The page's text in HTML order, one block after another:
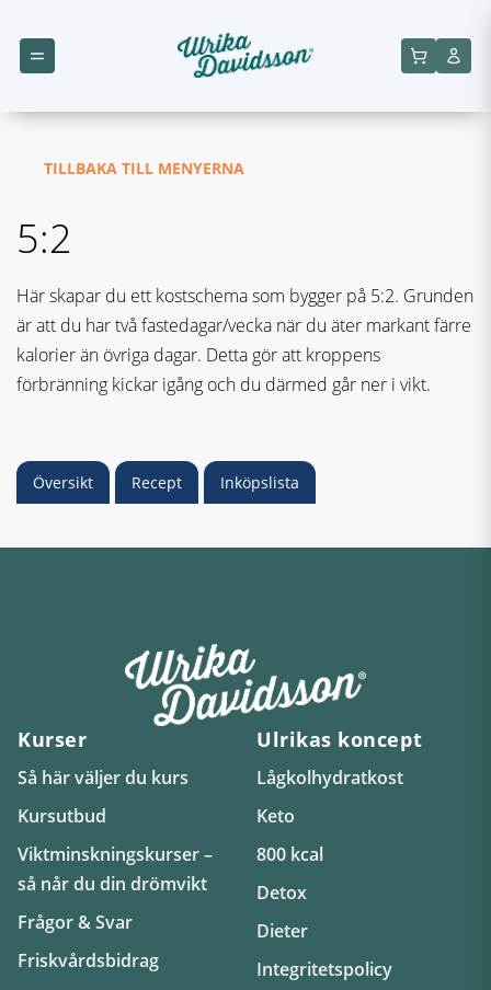
TILLBAKA TILL MENYERNA
5:2
Här skapar du ett kostschema som bygger på 5:2. Grunden
är att du har två fastedagar/vecka när du äter markant färre
kalorier än övriga dagar. Detta gör att kroppens
förbränning kickar igång och du därmed går ner i vikt.
Översikt Recept Inköpslista
Kurser
Så här väljer du kurs
Kursutbud
Viktminskningskurser –
så når du din drömvikt
Frågor & Svar
Friskvårdsbidrag
Ulrikas koncept
Lågkolhydratkost
Keto
800 kcal
Detox
Dieter
Integritetspolicy